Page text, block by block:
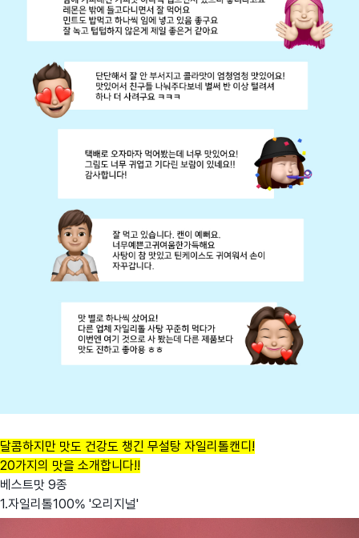
달콤하지만 맛도 건강도 챙긴 무설탕 자일리톨캔디!
20가지의 맛을 소개합니다!!
베스트맛 9종
1.자일리톨100% '오리지널'